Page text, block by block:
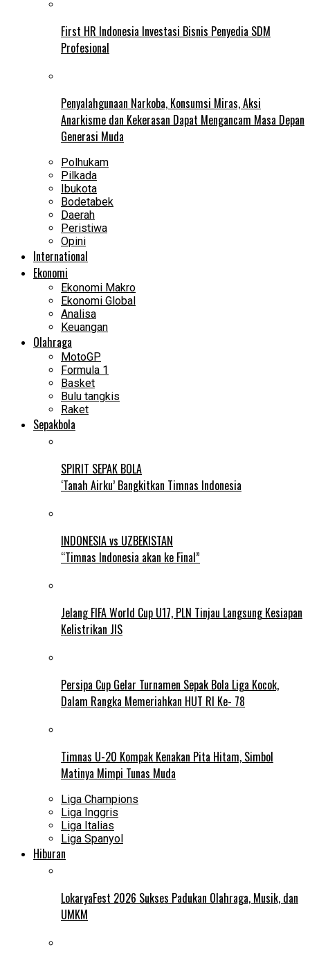
First HR Indonesia Investasi Bisnis Penyedia SDM
Profesional
Penyalahgunaan Narkoba, Konsumsi Miras, Aksi
Anarkisme dan Kekerasan Dapat Mengancam Masa Depan
Generasi Muda
Polhukam
Pilkada
Ibukota
Bodetabek
Daerah
Peristiwa
Opini
International
Ekonomi
Ekonomi Makro
Ekonomi Global
Analisa
Keuangan
Olahraga
MotoGP
Formula 1
Basket
Bulu tangkis
Raket
Sepakbola
SPIRIT SEPAK BOLA
‘Tanah Airku’ Bangkitkan Timnas Indonesia
INDONESIA vs UZBEKISTAN
“Timnas Indonesia akan ke Final”
Jelang FIFA World Cup U17, PLN Tinjau Langsung Kesiapan
Kelistrikan JIS
Persipa Cup Gelar Turnamen Sepak Bola Liga Kocok,
Dalam Rangka Memeriahkan HUT RI Ke- 78
Timnas U-20 Kompak Kenakan Pita Hitam, Simbol
Matinya Mimpi Tunas Muda
Liga Champions
Liga Inggris
Liga Italias
Liga Spanyol
Hiburan
LokaryaFest 2026 Sukses Padukan Olahraga, Musik, dan
UMKM